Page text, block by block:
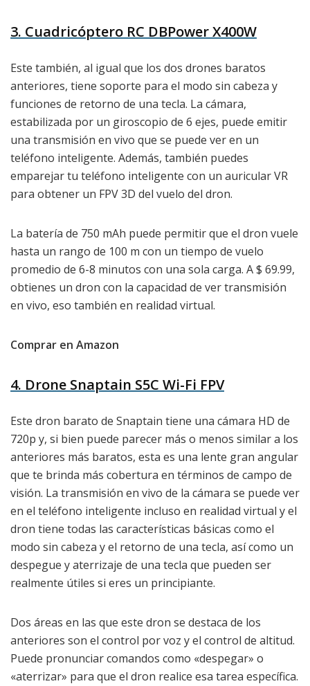
3. Cuadricóptero RC DBPower X400W
Este también, al igual que los dos drones baratos
anteriores, tiene soporte para el modo sin cabeza y
funciones de retorno de una tecla. La cámara,
estabilizada por un giroscopio de 6 ejes, puede emitir
una transmisión en vivo que se puede ver en un
teléfono inteligente. Además, también puedes
emparejar tu teléfono inteligente con un auricular VR
para obtener un FPV 3D del vuelo del dron.
La batería de 750 mAh puede permitir que el dron vuele
hasta un rango de 100 m con un tiempo de vuelo
promedio de 6-8 minutos con una sola carga. A $ 69.99,
obtienes un dron con la capacidad de ver transmisión
en vivo, eso también en realidad virtual.
Comprar en Amazon
4. Drone Snaptain S5C Wi-Fi FPV
Este dron barato de Snaptain tiene una cámara HD de
720p y, si bien puede parecer más o menos similar a los
anteriores más baratos, esta es una lente gran angular
que te brinda más cobertura en términos de campo de
visión. La transmisión en vivo de la cámara se puede ver
en el teléfono inteligente incluso en realidad virtual y el
dron tiene todas las características básicas como el
modo sin cabeza y el retorno de una tecla, así como un
despegue y aterrizaje de una tecla que pueden ser
realmente útiles si eres un principiante.
Dos áreas en las que este dron se destaca de los
anteriores son el control por voz y el control de altitud.
Puede pronunciar comandos como «despegar» o
«aterrizar» para que el dron realice esa tarea específica.